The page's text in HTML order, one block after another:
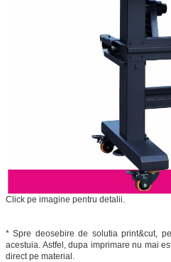
Click pe imagine pentru detalii.
* Spre deosebire de solutia print&cut,
acestuia. Astfel, dupa imprimare nu mai
direct pe material.